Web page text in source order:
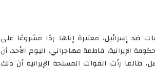
ضد إسرائيل، معتبرة إياها ردًا مشروعًا على
الإيرانية، فاطمة مهاجراني، اليوم الأحد، أن
طالما رأت القوات المسلحة الإيرانية أن ذلك